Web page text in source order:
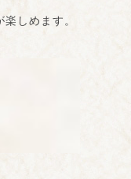
しめます。